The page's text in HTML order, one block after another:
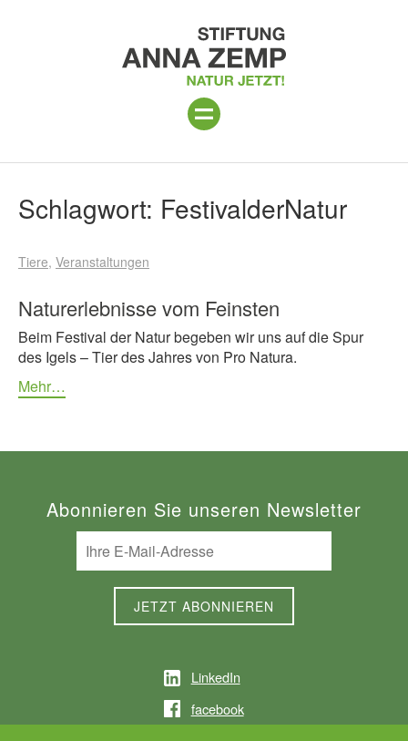
PROGRAMM 2026
PROJEKTE
BESUCH
UNTERSTÜTZEN
ÜBER UNS
Schlagwort: FestivalderNatur
Tiere Veranstaltungen
Naturerlebnisse vom Feinsten
Beim Festival der Natur begeben wir uns auf die Spur
des Igels – Tier des Jahres von Pro Natura.
Mehr…
Abonnieren Sie unseren Newsletter
LinkedIn
facebook